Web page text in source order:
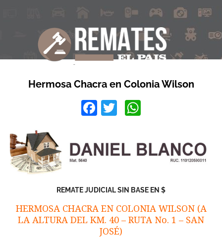
Hermosa Chacra en Colonia Wilson
Facebook
Twitter
REMATE JUDICIAL SIN BASE EN $
HERMOSA CHACRA EN COLONIA WILSON (A
LA ALTURA DEL KM. 40 – RUTA No. 1 – SAN
JOSÉ)